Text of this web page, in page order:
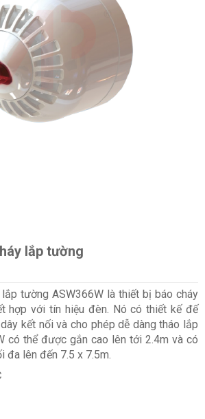
lắp tường
tường ASW366W là thiết bị báo cháy
hợp với tín hiệu đèn. Nó có thiết kế đế
kết nối và cho phép dễ dàng tháo lắp
có thể được gắn cao lên tới 2.4m và có
đa lên đến 7.5 x 7.5m.